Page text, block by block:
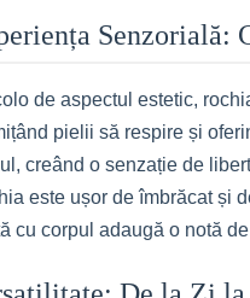
Senzorială:
de aspectul estetic,
pielii să respire și
creând o senzație de
este ușor de îmbrăcat și
cu corpul adaugă o notă